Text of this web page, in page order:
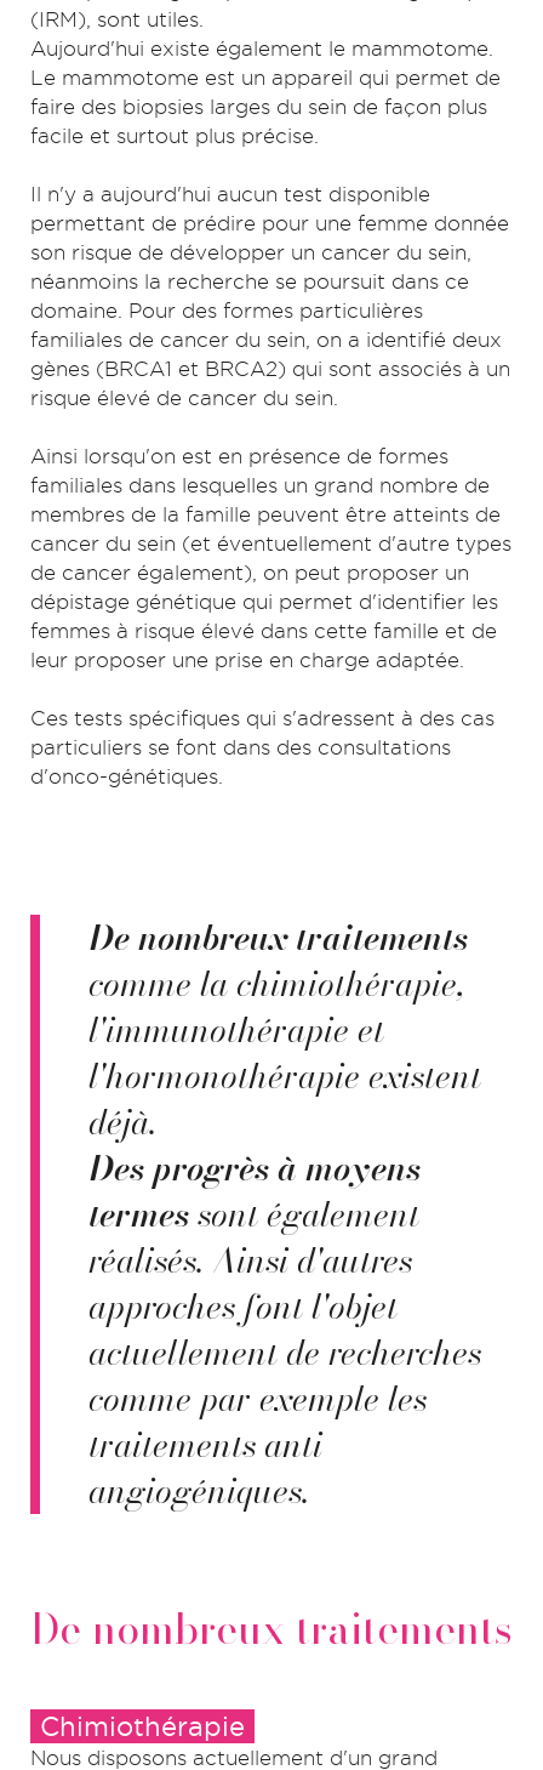
(IRM), sont utiles.
Aujourd'hui existe également le mammotome.
Le mammotome est un appareil qui permet de
faire des biopsies larges du sein de façon plus
facile et surtout plus précise.
Il n'y a aujourd'hui aucun test disponible
permettant de prédire pour une femme donnée
son risque de développer un cancer du sein,
néanmoins la recherche se poursuit dans ce
domaine. Pour des formes particulières
familiales de cancer du sein, on a identifié deux
gènes (BRCA1 et BRCA2) qui sont associés à un
risque élevé de cancer du sein.
Ainsi lorsqu'on est en présence de formes
familiales dans lesquelles un grand nombre de
membres de la famille peuvent être atteints de
cancer du sein (et éventuellement d'autre types
de cancer également), on peut proposer un
dépistage génétique qui permet d'identifier les
femmes à risque élevé dans cette famille et de
leur proposer une prise en charge adaptée.
Ces tests spécifiques qui s'adressent à des cas
particuliers se font dans des consultations
d'onco-génétiques.
De nombreux traitements
comme la chimiothérapie,
l'immunothérapie et
l'hormonothérapie existent
déjà.
Des progrès à moyens
termessont également
réalisés. Ainsi d'autres
approches font l'objet
actuellement de recherches
comme par exemple les
traitements anti-
angiogéniques.
De nombreux traitements
Chimiothérapie
Nous disposons actuellement d'un grand